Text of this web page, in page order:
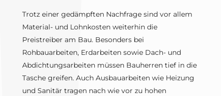
Trotz einer gedämpften Nachfrage sind vor allem
Material- und Lohnkosten weiterhin die
Preistreiber am Bau. Besonders bei
Rohbauarbeiten, Erdarbeiten sowie Dach- und
Abdichtungsarbeiten müssen Bauherren tief in die
Tasche greifen. Auch Ausbauarbeiten wie Heizung
und Sanitär tragen nach wie vor zu hohen